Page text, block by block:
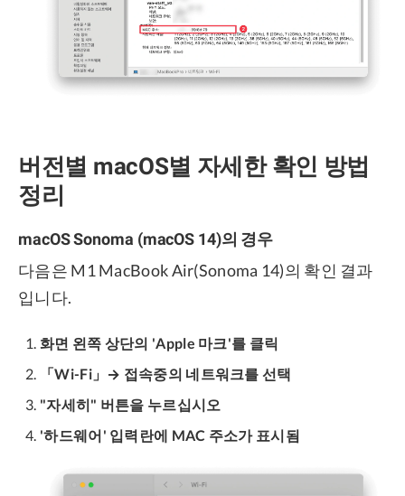
버전별 macOS별 자세한 확인 방법
정리
macOS Sonoma (macOS 14)의 경우
다음은 M1 MacBook Air(Sonoma 14)의 확인 결과
입니다.
화면 왼쪽 상단의 'Apple 마크'를 클릭
「Wi-Fi」→ 접속중의 네트워크를 선택
"자세히" 버튼을 누르십시오
'하드웨어' 입력란에 MAC 주소가 표시됨